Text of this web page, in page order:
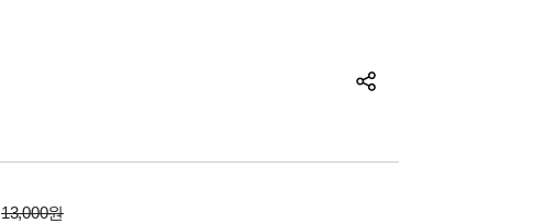
13,000원